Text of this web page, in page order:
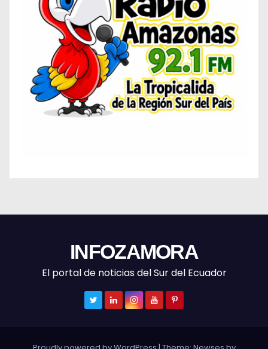
INFOZAMORA
El portal de noticias del Sur del Ecuador